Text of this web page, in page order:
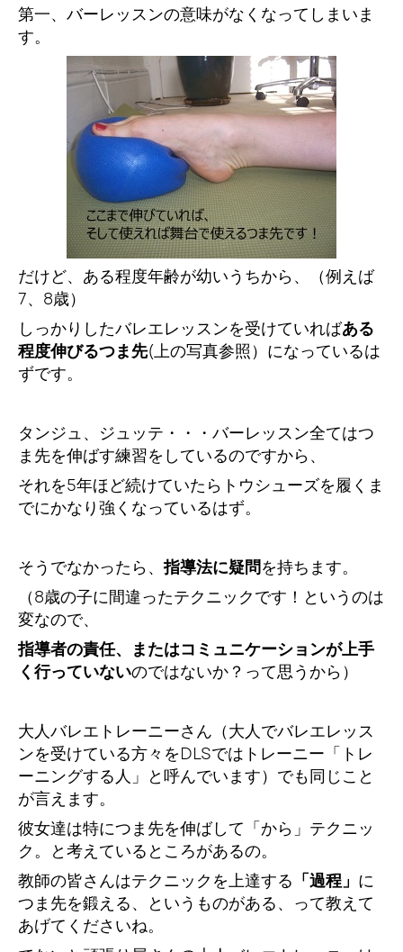
第一、バーレッスンの意味がなくなってしまいま
す。
だけど、ある程度年齢が幼いうちから、（例えば
7、8歳）
しっかりしたバレエレッスンを受けていればある
程度伸びるつま先(上の写真参照）になっているは
ずです。
タンジュ、ジュッテ・・・バーレッスン全てはつ
ま先を伸ばす練習をしているのですから、
それを5年ほど続けていたらトウシューズを履くま
でにかなり強くなっているはず。
そうでなかったら、指導法に疑問を持ちます。
（8歳の子に間違ったテクニックです！というのは
変なので、
指導者の責任、またはコミュニケーションが上手
く行っていないのではないか？って思うから）
大人バレエトレーニーさん（大人でバレエレッス
ンを受けている方々をDLSではトレーニー「トレ
ーニングする人」と呼んでいます）でも同じこと
が言えます。
彼女達は特につま先を伸ばして「から」テクニッ
ク。と考えているところがあるの。
教師の皆さんはテクニックを上達する 「過程」 に
つま先を鍛える、というものがある、って教えて
あげてくださいね。